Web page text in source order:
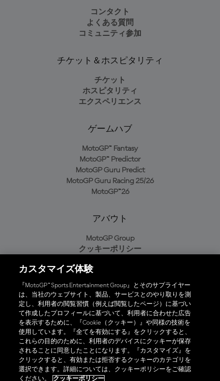
コンタクト
よくある質問
コミュニティ参加
チケット＆ホスピタリティ
チケット
ホスピタリティ
エクスペリエンス
ゲームハブ
MotoGP™ Fantasy
MotoGP™ Predictor
MotoGP Guru Predict
MotoGP Guru Racing 25/26
MotoGP™26
アバウト
MotoGP Group
クッキーポリシー
プライバシーポリシー
購入ポリシー
オフィシャルアプリ
© 2026 MotoGP Sports Entertainment Group. 全著作権所有。全ての
カスタマイズ体験
『MotoGP™ Sports Entertainment Group』とそのサプライヤー
は、当社のウェブサイト、製品、サービスとのやり取りを測
定し、利用者の閲覧習慣（例えば閲覧したページ）に基づい
て作成したプロフィールに基づいて、利用者に合わせた広告
を表示するために、『Cookie（クッキー）』や同様の技術を
使用しています。『全てを有効にする』をクリックすると、
これらの目的のために、利用者のデバイスにクッキーが保存
されることに同意したことになります。『カスタマイズ』を
クリックすると、有効または拒否するクッキーのカテゴリを
選択できます。詳細については、クッキーポリシーをご確認
ください。
クッキーポリシー